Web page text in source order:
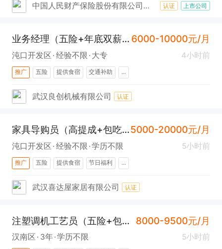
中国人民财产保险股份有限公司武汉市武汉经济技术开发区支公司 认证 上市公司
业务经理（五险+年底双薪+海天） 6000-10000元/月
沌口开发区 经验不限 大专 4小时前
推广 五险 提供食宿 交通补助 ...
武汉良创机械有限公司 认证
家具导购员（高提成+包吃住+社保+沌口)5000-20000元/月
沌口开发区 经验不限 学历不限 5小时前
推广 五险 提供食宿 节日福利 ...
武汉喜达屋家居有限公司 认证
注塑调机工艺员（五险+包吃住+汉南） 8000-9500元/月
汉南区 3年 学历不限 5小时前